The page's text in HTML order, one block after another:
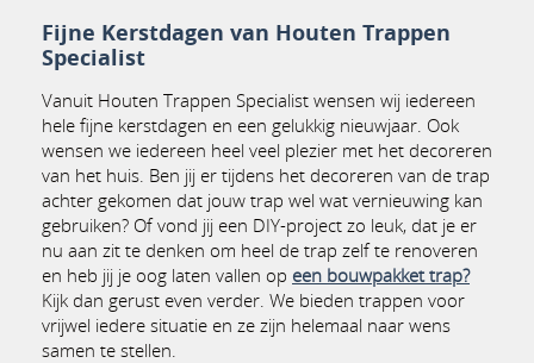
Fijne Kerstdagen van Houten Trappen
Specialist
Vanuit Houten Trappen Specialist wensen wij iedereen
hele fijne kerstdagen en een gelukkig nieuwjaar. Ook
wensen we iedereen heel veel plezier met het decoreren
van het huis. Ben jij er tijdens het decoreren van de trap
achter gekomen dat jouw trap wel wat vernieuwing kan
gebruiken? Of vond jij een DIY-project zo leuk, dat je er
nu aan zit te denken om heel de trap zelf te renoveren
en heb jij je oog laten vallen op een bouwpakket trap?
Kijk dan gerust even verder. We bieden trappen voor
vrijwel iedere situatie en ze zijn helemaal naar wens
samen te stellen.